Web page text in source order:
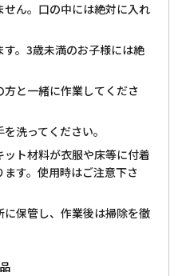
ん。口の中には絶対に入れ
。3歳未満のお子様には絶
と一緒に作業してくださ
洗ってください。
ト材料が衣服や床等に付着
す。使用時はご注意下さ
保管し、作業後は掃除を徹